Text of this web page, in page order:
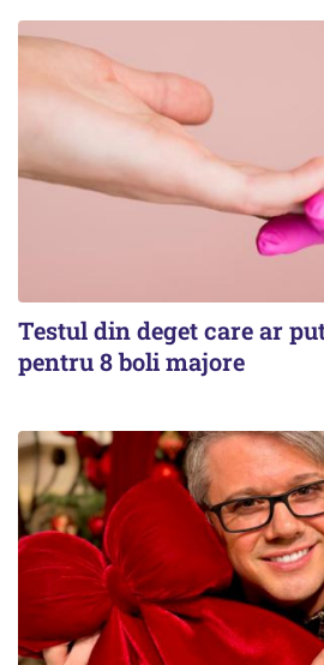
Testul din deget care ar
pentru 8 boli majore